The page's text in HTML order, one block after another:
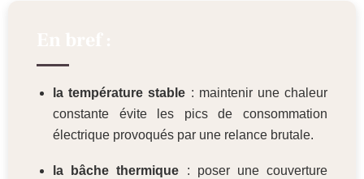
la température stable : maintenir une chaleur
constante évite les pics de consommation
électrique provoqués par une relance brutale.
la bâche thermique : poser une couverture